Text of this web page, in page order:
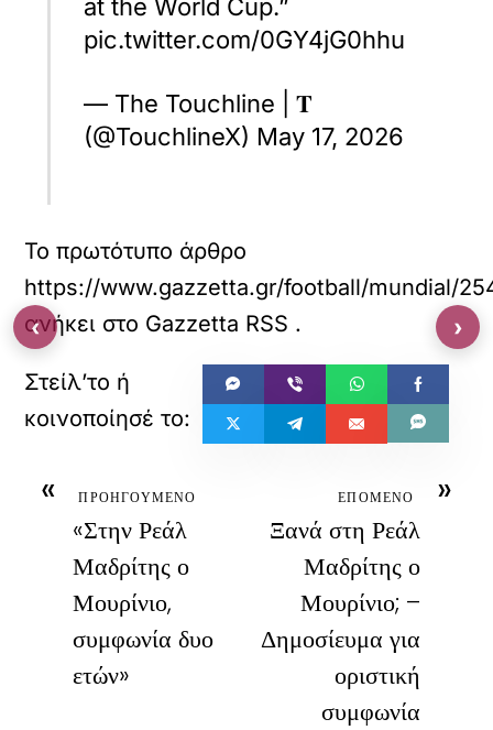
at the World Cup.”
pic.twitter.com/0GY4jG0hhu
— The Touchline | 𝐓
(@TouchlineX) May 17, 2026
Το πρωτότυπο άρθρο
https://www.gazzetta.gr/football/mundial/
ανήκει στο Gazzetta RSS .
« ΠΡΟΗΓΟΥΜΕΝΟ
«Στην Ρεάλ
Μαδρίτης ο
Μουρίνιο,
συμφωνία δυο
ετών»
»
ΕΠΟΜΕΝΟ
Ξανά στη Ρεάλ
Μαδρίτης ο
Μουρίνιο; –
Δημοσίευμα για
οριστική
συμφωνία
‹ ›